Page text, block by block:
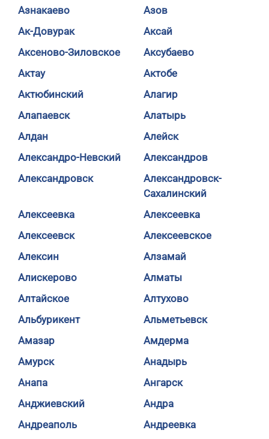
Азнакаево
Азов
Ак-Довурак
Аксай
Аксеново-Зиловское
Аксубаево
Актау
Актобе
Актюбинский
Алагир
Алапаевск
Алатырь
Алдан
Алейск
Александро-Невский
Александров
Александровск
Александровск-
Сахалинский
Алексеевка
Алексеевка
Алексеевск
Алексеевское
Алексин
Алзамай
Алискерово
Алматы
Алтайское
Алтухово
Альбурикент
Альметьевск
Амазар
Амдерма
Амурск
Анадырь
Анапа
Ангарск
Анджиевский
Андра
Андреаполь
Андреевка